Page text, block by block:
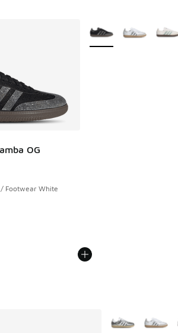
OG
- [5 sur 5 étoiles], 22
Footwear White
Plus de couleurs
Plus de couleurs